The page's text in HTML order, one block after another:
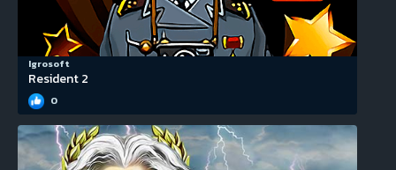
Igrosoft
Resident 2
0